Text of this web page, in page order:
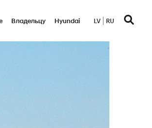
Bладельцу Hyundai LV RU